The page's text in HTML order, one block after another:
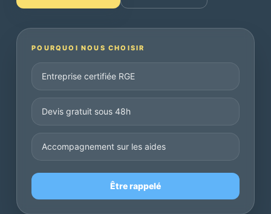
POURQUOI NOUS CHOISIR
Entreprise certifiée RGE
Devis gratuit sous 48h
Accompagnement sur les aides
Être rappelé